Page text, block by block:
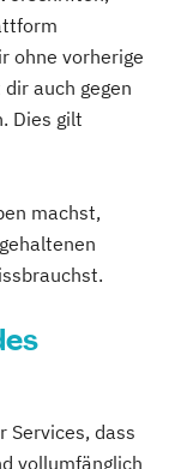
ohne vorherige
auch gegen
Dies gilt
machst,
Services, dass
vollumfänglich